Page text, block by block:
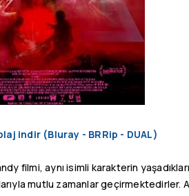
indir (Bluray - BRRip - DUAL)
filmi, aynı isimli karakterin
mutlu zamanlar geçirmektedirler.